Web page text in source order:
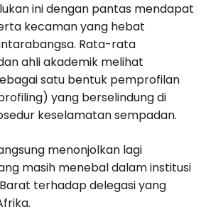
ini dengan pantas mendapat
kecaman yang hebat
Rata-rata
ahli akademik melihat
satu bentuk pemprofilan
yang berselindung di
keselamatan sempadan.
menonjolkan lagi
masih menebal dalam institusi
terhadap delegasi yang